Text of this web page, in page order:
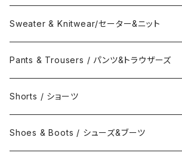
Collar Long Shirt / 襟付き長袖シャツ
Collar Short Shirt / 襟付き半袖シャツ
T-Shirts / Tシャツ
Long Sleeve Tee / 長袖Tシャツ
Short Sleeve Tee / 半袖Tシャツ
Crew Neck Sweat /クルーネックスウェット
Turtle Neck Sweat/タートルネックスウェット
Hood Sweat / フードスウェット
Sweater & Knitwear/セーター&ニット
Pants & Trousers / パンツ&トラウザーズ
Shorts / ショーツ
Shoes & Boots / シューズ&ブーツ